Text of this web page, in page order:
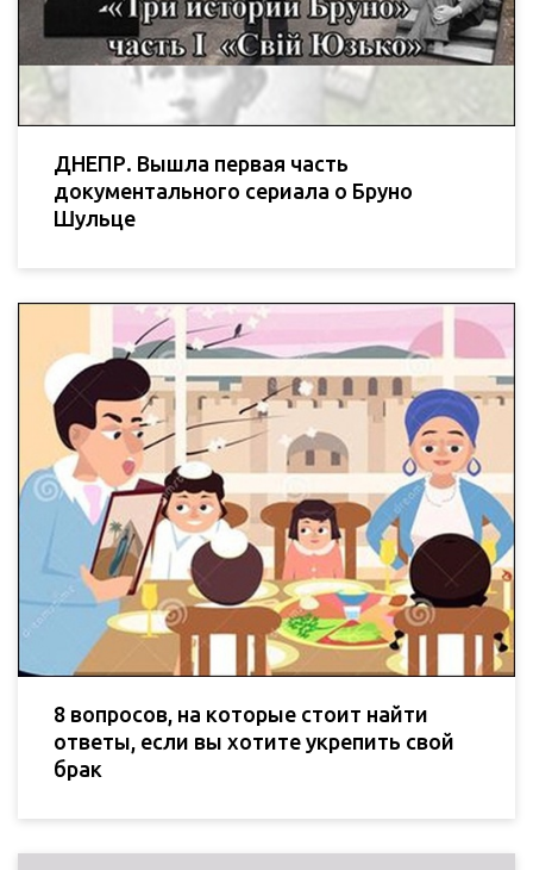
ДНЕПР. Вышла первая часть
документального сериала о Бруно
Шульце
8 вопросов, на которые стоит найти
ответы, если вы хотите укрепить свой
брак